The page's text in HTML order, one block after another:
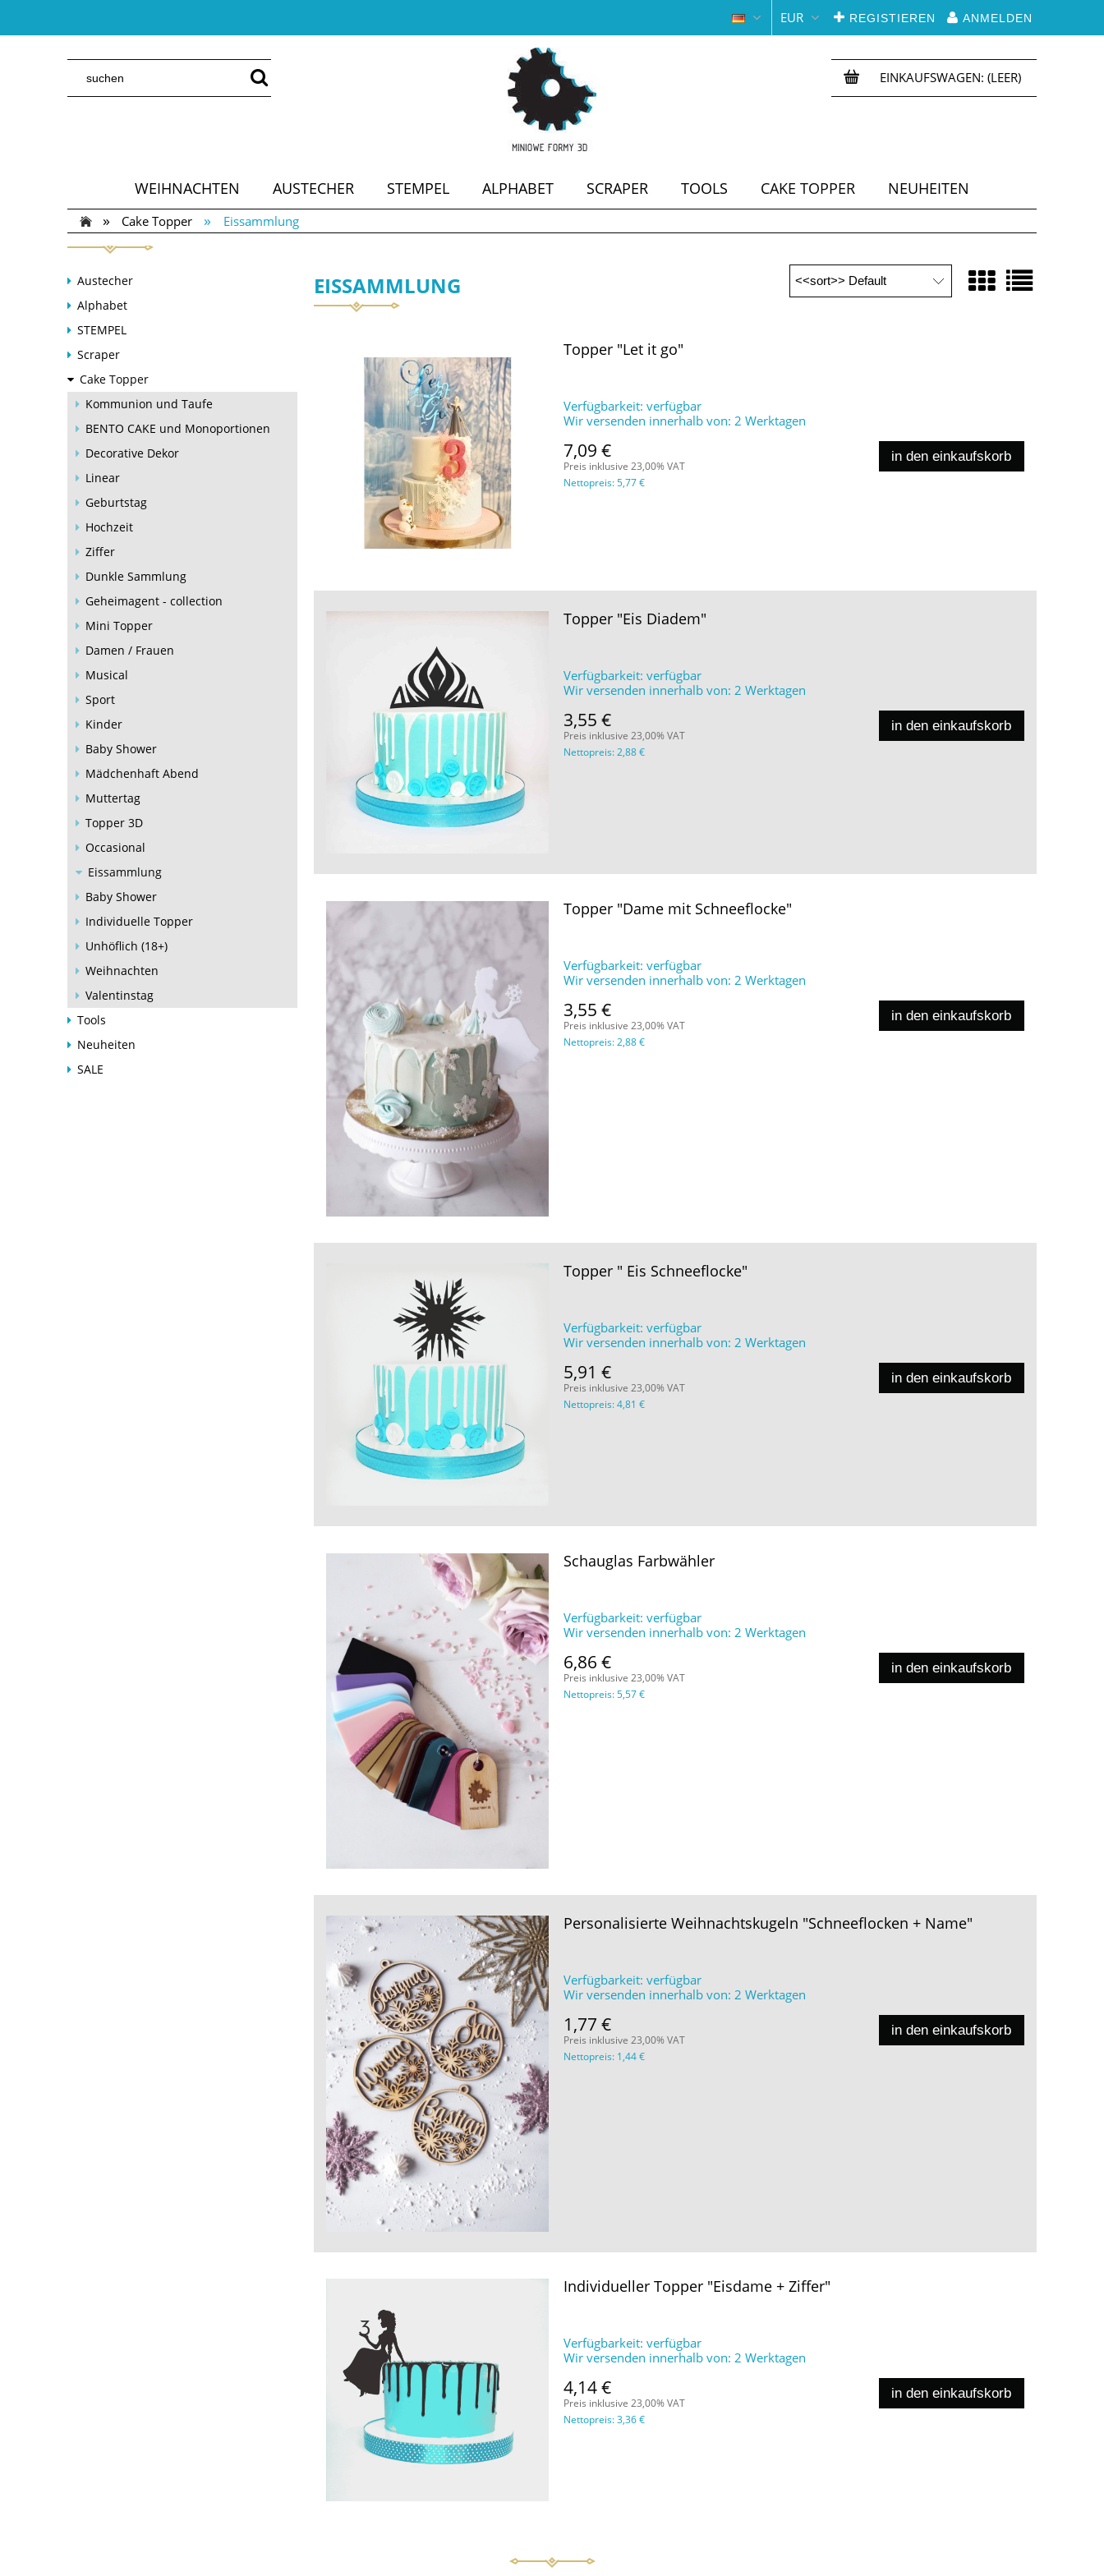
REGISTIEREN ANMELDEN
EUR
EINKAUFSWAGEN: (LEER)
WEIHNACHTEN AUSTECHER STEMPEL ALPHABET SCRAPER TOOLS CAKE TOPPER NEUHEITEN
SALE
» Cake Topper » Eissammlung
Austecher
Alphabet
STEMPEL
Scraper
Cake Topper
Kommunion und Taufe
BENTO CAKE und Monoportionen
Decorative Dekor
Linear
Geburtstag
Hochzeit
Ziffer
Dunkle Sammlung
Geheimagent - collection
Mini Topper
Damen / Frauen
Musical
Sport
Kinder
Baby Shower
Mädchenhaft Abend
Muttertag
Topper 3D
Occasional
Eissammlung
Baby Shower
Individuelle Topper
Unhöflich (18+)
Weihnachten
Valentinstag
Tools
Neuheiten
SALE
EISSAMMLUNG
Topper "Let it go"
Verfügbarkeit: verfügbar
Wir versenden innerhalb von: 2 Werktagen
7,09 €
Preis inklusive 23,00% VAT
Nettopreis:5,77 €
in den einkaufskorb
Topper "Eis Diadem"
Verfügbarkeit: verfügbar
Wir versenden innerhalb von: 2 Werktagen
3,55 €
Preis inklusive 23,00% VAT
Nettopreis:2,88 €
in den einkaufskorb
Topper "Dame mit Schneeflocke"
Verfügbarkeit: verfügbar
Wir versenden innerhalb von: 2 Werktagen
3,55 €
Preis inklusive 23,00% VAT
Nettopreis:2,88 €
in den einkaufskorb
Topper " Eis Schneeflocke"
Verfügbarkeit: verfügbar
Wir versenden innerhalb von: 2 Werktagen
5,91 €
Preis inklusive 23,00% VAT
Nettopreis:4,81 €
in den einkaufskorb
Schauglas Farbwähler
Verfügbarkeit: verfügbar
Wir versenden innerhalb von: 2 Werktagen
6,86 €
Preis inklusive 23,00% VAT
Nettopreis:5,57 €
in den einkaufskorb
Personalisierte Weihnachtskugeln "Schneeflocken + Name"
Verfügbarkeit: verfügbar
Wir versenden innerhalb von: 2 Werktagen
1,77 €
Preis inklusive 23,00% VAT
Nettopreis: 1,44 €
in den einkaufskorb
Individueller Topper "Eisdame + Ziffer"
Verfügbarkeit: verfügbar
Wir versenden innerhalb von: 2 Werktagen
4,14 €
Preis inklusive 23,00% VAT
Nettopreis:3,36 €
in den einkaufskorb